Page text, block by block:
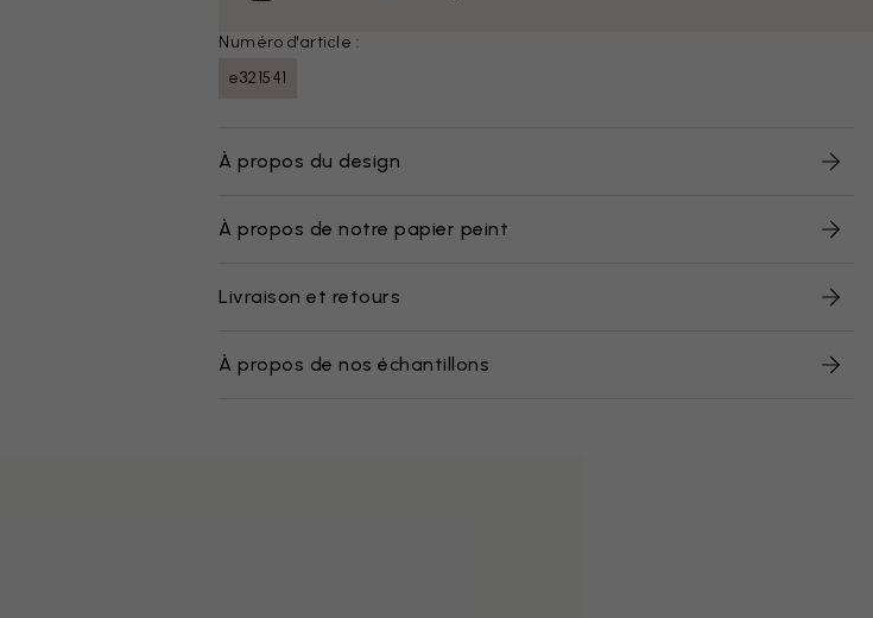
Numéro d'article :
e321541
À propos du design
À propos de notre papier peint
Livraison et retours
À propos de nos échantillons